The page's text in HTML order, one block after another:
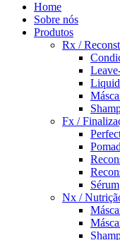
Home
Sobre nós
Produtos
Rx /
Fx /
Sérum
Nx /